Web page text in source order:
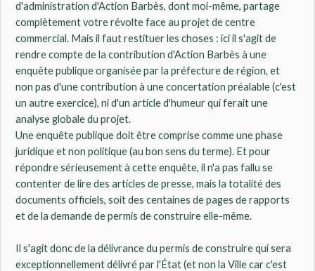
d'administration d'Action Barbès, dont moi-même, partage
complètement votre révolte face au projet de centre
commercial. Mais il faut restituer les choses : ici il s'agit de
rendre compte de la contribution d'Action Barbès à une
enquête publique organisée par la préfecture de région, et
non pas d'une contribution à une concertation préalable (c'est
un autre exercice), ni d'un article d'humeur qui ferait une
analyse globale du projet.
Une enquête publique doit être comprise comme une phase
juridique et non politique (au bon sens du terme). Et pour
répondre sérieusement à cette enquête, il n'a pas fallu se
contenter de lire des articles de presse, mais la totalité des
documents officiels, soit des centaines de pages de rapports
et de la demande de permis de construire elle-même.
Il s'agit donc de la délivrance du permis de construire qui sera
exceptionnellement délivré par l'État (et non la Ville car c'est